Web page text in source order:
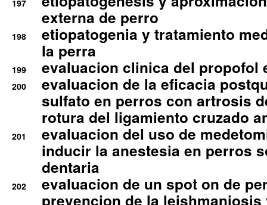
197
externa de perro
198
etiopatogenia y tratamiento
la perra
199 evaluacion clinica del propofol
200
evaluacion de la eficacia
sulfato en perros con artrosis
rotura del ligamiento cruzado
201
evaluacion del uso de
inducir la anestesia en perros
dentaria
202
evaluacion de un spot on de
prevencion de la